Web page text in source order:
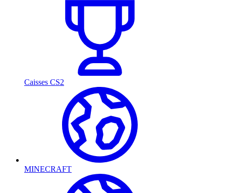
Caisses CS2
MINECRAFT